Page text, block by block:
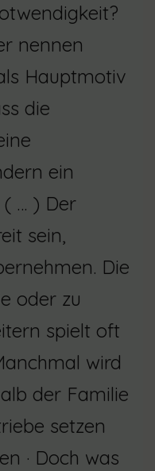
nennen
Hauptmotiv
die
ein
… ) Der
sein,
Die
oder zu
spielt oft
wird
der Familie
setzen
· Doch was